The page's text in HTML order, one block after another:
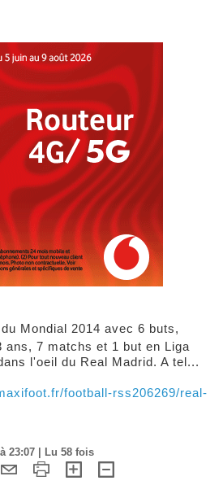
Mondial 2014 avec 6 buts,
ans, 7 matchs et 1 but en Liga
l'oeil du Real Madrid. A tel...
football-rss206269/real-
23:07 | Lu 58 fois